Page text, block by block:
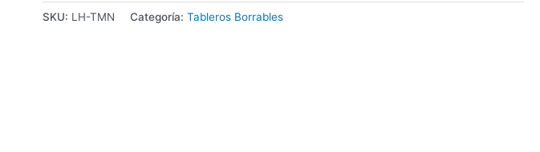
SKU: LH-TMN Categoría:Tableros Borrables